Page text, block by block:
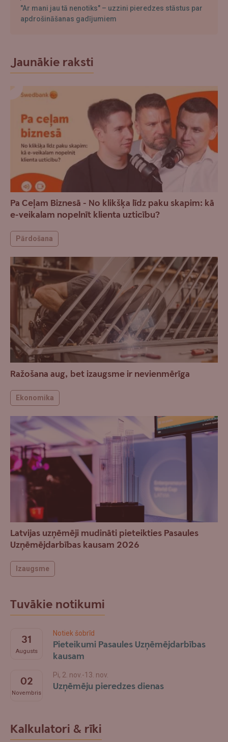
"Ar mani jau tā nenotiks" – uzzini pieredzes stāstus par
apdrošināšanas gadījumiem
Jaunākie raksti
Pa Ceļam Biznesā - No klikšķa līdz paku skapim: kā
e-veikalam nopelnīt klienta uzticību?
Pārdošana
Ražošana aug, bet izaugsme ir nevienmērīga
Ekonomika
Latvijas uzņēmēji mudināti pieteikties Pasaules
Uzņēmējdarbības kausam 2026
Izaugsme
Tuvākie notikumi
31
Augusts
Notiek šobrīd
Pieteikumi Pasaules Uzņēmējdarbības
kausam
02
Novembris
Pi, 2. nov.-13. nov.
Uzņēmēju pieredzes dienas
Kalkulatori & rīki